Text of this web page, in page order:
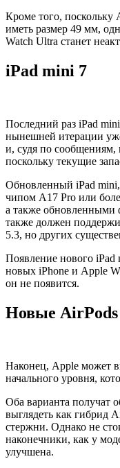
Кроме того, поскольку
иметь размер 49 мм,
Watch Ultra станет
iPad mini 7
Последний раз iPad
нынешней итерации
и, судя по
поскольку текущие
Обновленный iPad mini,
чипом A17 Pro или
а также обновленными
также должен
5.3, но других
Появление нового iPad
новых iPhone и Apple
он не появится.
Новые AirPods
Наконец, Apple может
начального уровня,
Оба варианта получат
выглядеть как гибрид
стержни. Однако не
наконечники, как у
улучшена.